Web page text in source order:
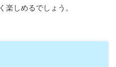
楽しめるでしょう。